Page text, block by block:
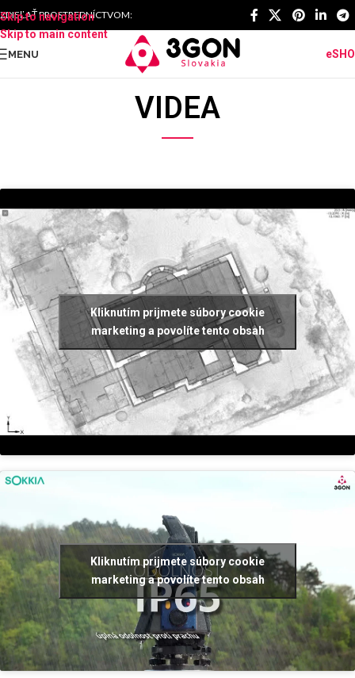
Skip to navigation
Skip to main content
ZDIEĽAŤ PROSTREDNÍCTVOM:
MENU
VIDEA
Kliknutím prijmete súbory cookie
marketing a povolíte tento obsah
Kliknutím prijmete súbory cookie
marketing a povolíte tento obsah